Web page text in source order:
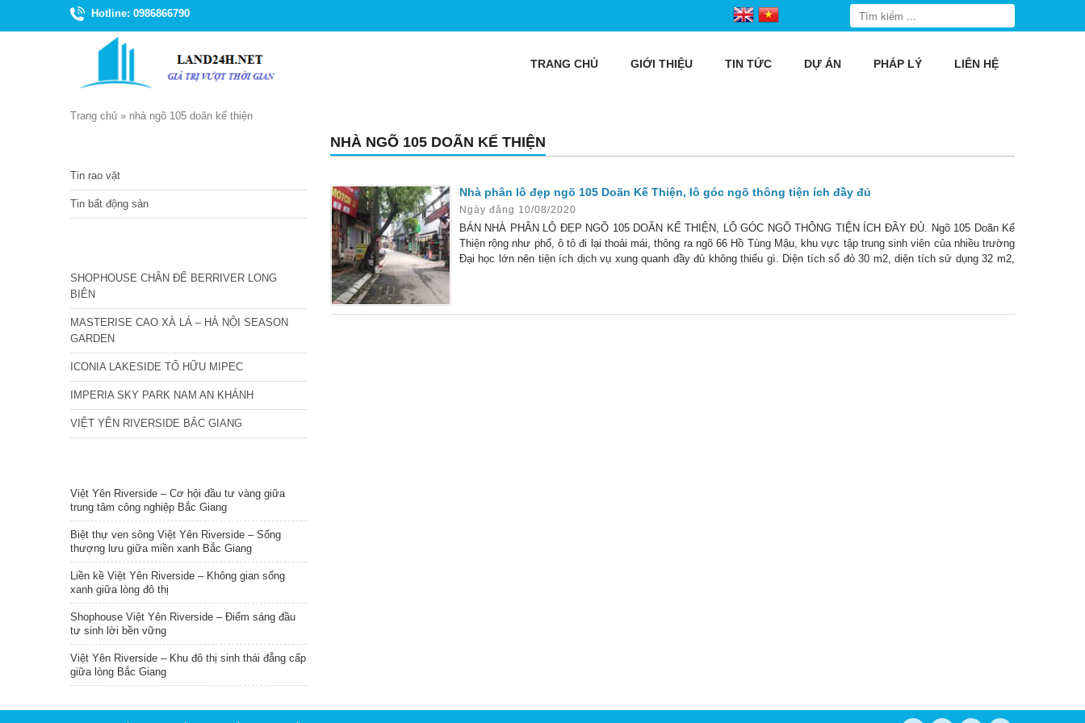
Hotline: 0986866790
TRANG CHỦ GIỚI THIỆU TIN TỨC DỰ ÁN PHÁP LÝ LIÊN HỆ
Trang chủ » nhà ngõ 105 doãn kế thiện
NHÀ NGÕ 105 DOÃN KẾ THIỆN
Nhà phân lô đẹp ngõ 105 Doãn Kế Thiện, lô góc ngõ thông tiện ích đầy đủ
Ngày đăng 10/08/2020
BÁN NHÀ PHÂN LÔ ĐẸP NGÕ 105 DOÃN KẾ THIỆN, LÔ GÓC NGÕ THÔNG TIỆN ÍCH ĐẦY ĐỦ. Ngõ 105 Doãn Kế
Thiện rộng như phố, ô tô đi lại thoải mái, thông ra ngõ 66 Hồ Tùng Mậu, khu vực tập trung sinh viên của nhiều trường
Đại học lớn nên tiện ích dịch vụ xung quanh đầy đủ không thiếu gì. Diện tích sổ đỏ 30 m2, diện tích sử dụng 32 m2,
Tin rao vặt
Tin bất động sản
SHOPHOUSE CHÂN ĐẾ BERRIVER LONG
BIÊN
MASTERISE CAO XÀ LÁ – HÀ NỘI SEASON
GARDEN
ICONIA LAKESIDE TỐ HỮU MIPEC
IMPERIA SKY PARK NAM AN KHÁNH
VIỆT YÊN RIVERSIDE BẮC GIANG
Việt Yên Riverside – Cơ hội đầu tư vàng giữa
trung tâm công nghiệp Bắc Giang
Biệt thự ven sông Việt Yên Riverside – Sống
thượng lưu giữa miền xanh Bắc Giang
Liền kề Việt Yên Riverside – Không gian sống
xanh giữa lòng đô thị
Shophouse Việt Yên Riverside – Điểm sáng đầu
tư sinh lời bền vững
Việt Yên Riverside – Khu đô thị sinh thái đẳng cấp
giữa lòng Bắc Giang